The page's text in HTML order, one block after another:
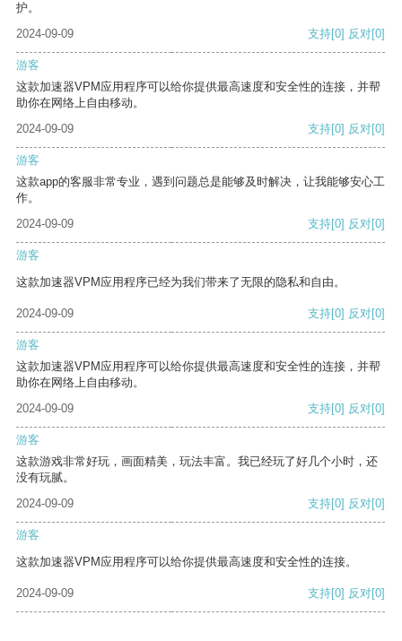
护。
2024-09-09
支持[0] 反对[0]
游客
这款加速器VPM应用程序可以给你提供最高速度和安全性的连接，并帮
助你在网络上自由移动。
2024-09-09
支持[0] 反对[0]
游客
这款app的客服非常专业，遇到问题总是能够及时解决，让我能够安心工
作。
2024-09-09
支持[0] 反对[0]
游客
这款加速器VPM应用程序已经为我们带来了无限的隐私和自由。
2024-09-09 支持[0] 反对[0]
游客
这款加速器VPM应用程序可以给你提供最高速度和安全性的连接，并帮
助你在网络上自由移动。
2024-09-09
支持[0] 反对[0]
游客
这款游戏非常好玩，画面精美，玩法丰富。我已经玩了好几个小时，还
没有玩腻。
2024-09-09
支持[0] 反对[0]
游客
这款加速器VPM应用程序可以给你提供最高速度和安全性的连接。
2024-09-09 支持[0] 反对[0]